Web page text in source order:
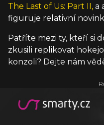
The Last of Us: Part II, a
figuruje relativní
Patříte mezi ty, kteří si
zkusili replikovat
konzoli? Dejte nám